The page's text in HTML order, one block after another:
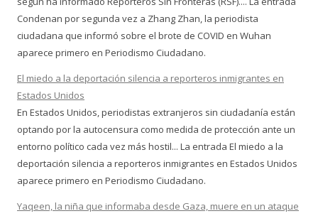
Condenan por segunda vez a Zhang Zhan, la periodista
ciudadana que informó sobre el brote de COVID en Wuhan
aparece primero en Periodismo Ciudadano.
El miedo a la deportación silencia a reporteros inmigrantes en
Estados Unidos
En Estados Unidos, periodistas extranjeros sin ciudadanía están
optando por la autocensura como medida de protección ante un
entorno político cada vez más hostil... La entrada El miedo a la
deportación silencia a reporteros inmigrantes en Estados Unidos
aparece primero en Periodismo Ciudadano.
Yaqeen, la niña que informaba desde Gaza, muere en un ataque